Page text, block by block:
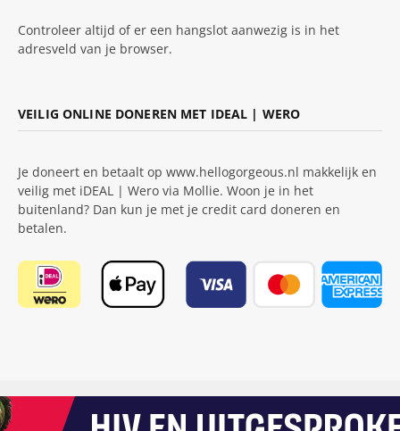
Controleer altijd of er een hangslot aanwezig is in het
adresveld van je browser.
VEILIG ONLINE DONEREN MET IDEAL | WERO
Je doneert en betaalt op www.hellogorgeous.nl makkelijk en
veilig met iDEAL | Wero via Mollie. Woon je in het
buitenland? Dan kun je met je credit card doneren en
betalen.